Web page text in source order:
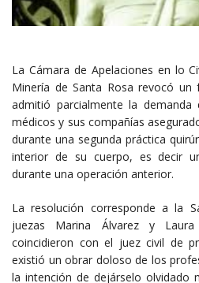
La Cámara de Apelaciones en lo
Minería de Santa Rosa revocó
admitió parcialmente la
médicos y sus compañías
durante una segunda práctica
interior de su cuerpo, es decir
durante una operación anterior.
La resolución corresponde a la
juezas Marina Álvarez y
coincidieron con el juez civil de
existió un obrar doloso de los
la intención de dejárselo olvidado